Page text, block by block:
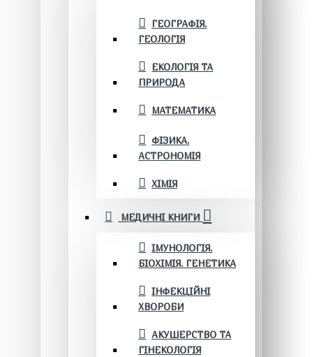
ГЕОГРАФІЯ.
ГЕОЛОГІЯ
ЕКОЛОГІЯ ТА
ПРИРОДА
МАТЕМАТИКА
ФІЗИКА.
АСТРОНОМІЯ
ХІМІЯ
МЕДИЧНІ КНИГИ
ІМУНОЛОГІЯ.
БІОХІМІЯ. ГЕНЕТИКА
ІНФЕКЦІЙНІ
ХВОРОБИ
АКУШЕРСТВО ТА
ГІНЕКОЛОГІЯ